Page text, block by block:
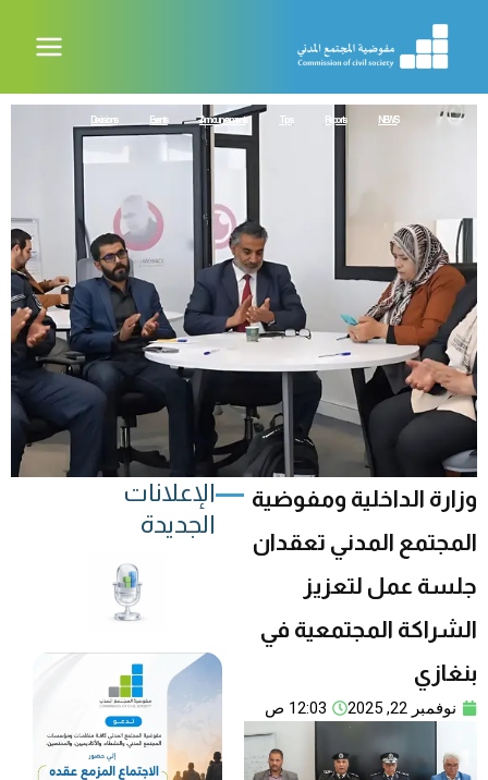
المحتوى
NEWS
Reports
Tips
Announcements
Events
Decisions
وزارة الداخلية ومفوضية
المجتمع المدني تعقدان
جلسة عمل لتعزيز
الشراكة المجتمعية في
بنغازي
نوفمبر 22, 2025 12:03 ص
الإعلانات
الجديدة